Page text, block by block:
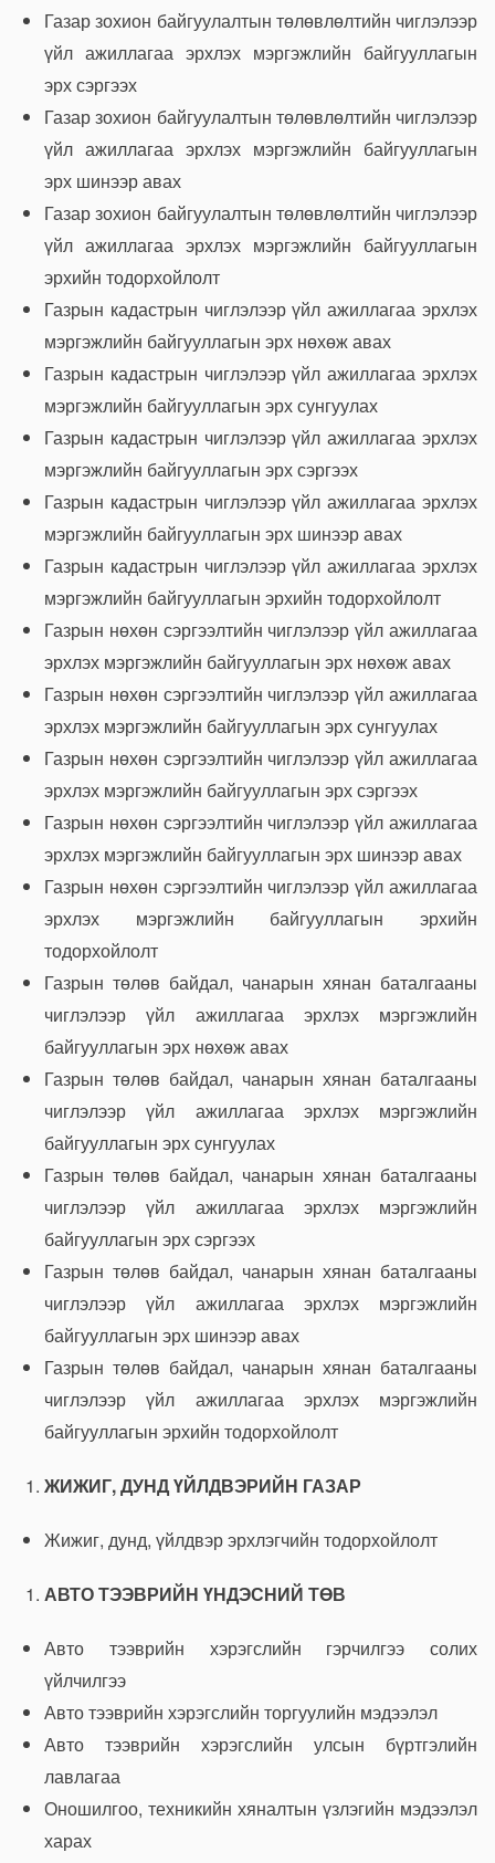
Газар зохион байгуулалтын төлөвлөлтийн чиглэлээр
үйл ажиллагаа эрхлэх мэргэжлийн байгууллагын
эрх сэргээх
Газар зохион байгуулалтын төлөвлөлтийн чиглэлээр
үйл ажиллагаа эрхлэх мэргэжлийн байгууллагын
эрх шинээр авах
Газар зохион байгуулалтын төлөвлөлтийн чиглэлээр
үйл ажиллагаа эрхлэх мэргэжлийн байгууллагын
эрхийн тодорхойлолт
Газрын кадастрын чиглэлээр үйл ажиллагаа эрхлэх
мэргэжлийн байгууллагын эрх нөхөж авах
Газрын кадастрын чиглэлээр үйл ажиллагаа эрхлэх
мэргэжлийн байгууллагын эрх сунгуулах
Газрын кадастрын чиглэлээр үйл ажиллагаа эрхлэх
мэргэжлийн байгууллагын эрх сэргээх
Газрын кадастрын чиглэлээр үйл ажиллагаа эрхлэх
мэргэжлийн байгууллагын эрх шинээр авах
Газрын кадастрын чиглэлээр үйл ажиллагаа эрхлэх
мэргэжлийн байгууллагын эрхийн тодорхойлолт
Газрын нөхөн сэргээлтийн чиглэлээр үйл ажиллагаа
эрхлэх мэргэжлийн байгууллагын эрх нөхөж авах
Газрын нөхөн сэргээлтийн чиглэлээр үйл ажиллагаа
эрхлэх мэргэжлийн байгууллагын эрх сунгуулах
Газрын нөхөн сэргээлтийн чиглэлээр үйл ажиллагаа
эрхлэх мэргэжлийн байгууллагын эрх сэргээх
Газрын нөхөн сэргээлтийн чиглэлээр үйл ажиллагаа
эрхлэх мэргэжлийн байгууллагын эрх шинээр авах
Газрын нөхөн сэргээлтийн чиглэлээр үйл ажиллагаа
эрхлэх мэргэжлийн байгууллагын эрхийн
тодорхойлолт
Газрын төлөв байдал, чанарын хянан баталгааны
чиглэлээр үйл ажиллагаа эрхлэх мэргэжлийн
байгууллагын эрх нөхөж авах
Газрын төлөв байдал, чанарын хянан баталгааны
чиглэлээр үйл ажиллагаа эрхлэх мэргэжлийн
байгууллагын эрх сунгуулах
Газрын төлөв байдал, чанарын хянан баталгааны
чиглэлээр үйл ажиллагаа эрхлэх мэргэжлийн
байгууллагын эрх сэргээх
Газрын төлөв байдал, чанарын хянан баталгааны
чиглэлээр үйл ажиллагаа эрхлэх мэргэжлийн
байгууллагын эрх шинээр авах
Газрын төлөв байдал, чанарын хянан баталгааны
чиглэлээр үйл ажиллагаа эрхлэх мэргэжлийн
байгууллагын эрхийн тодорхойлолт
ЖИЖИГ, ДУНД ҮЙЛДВЭРИЙН ГАЗАР
Жижиг, дунд, үйлдвэр эрхлэгчийн тодорхойлолт
АВТО ТЭЭВРИЙН ҮНДЭСНИЙ ТӨВ
Авто тээврийн хэрэгслийн гэрчилгээ солих
үйлчилгээ
Авто тээврийн хэрэгслийн торгуулийн мэдээлэл
Авто тээврийн хэрэгслийн улсын бүртгэлийн
лавлагаа
Оношилгоо, техникийн хяналтын үзлэгийн мэдээлэл
харах